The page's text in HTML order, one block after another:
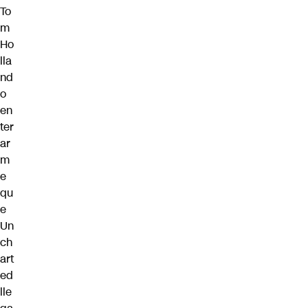
To
m
Ho
lla
nd
o
en
ter
ar
m
e
qu
e
Un
ch
art
ed
lle